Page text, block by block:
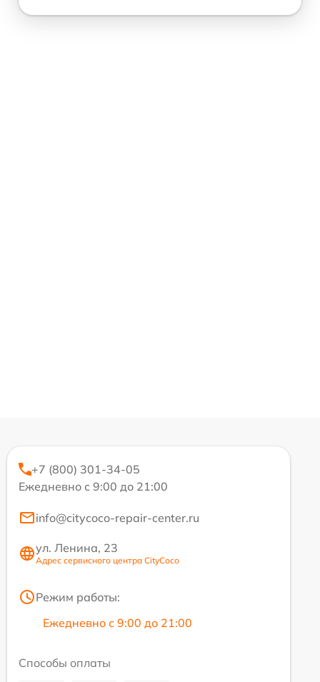
+7 (800) 301-34-05
Ежедневно с 9:00 до 21:00
info@citycoco-repair-center.ru
ул. Ленина, 23
Адрес сервисного центра CityCoco
Режим работы:
Ежедневно с 9:00 до 21:00
Способы оплаты